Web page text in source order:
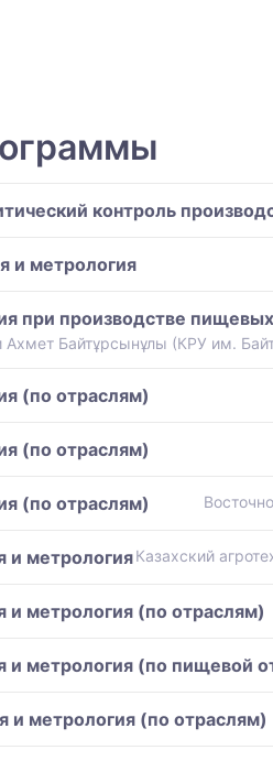
контроль
и метрология
при производстве
Ахмет Байтұрсынұлы (КРУ им.
(по отраслям)
(по отраслям)
(по отраслям)
и метрологияКазахский
и метрология (по отраслям)
и метрология (по пищевой
и метрология (по отраслям)